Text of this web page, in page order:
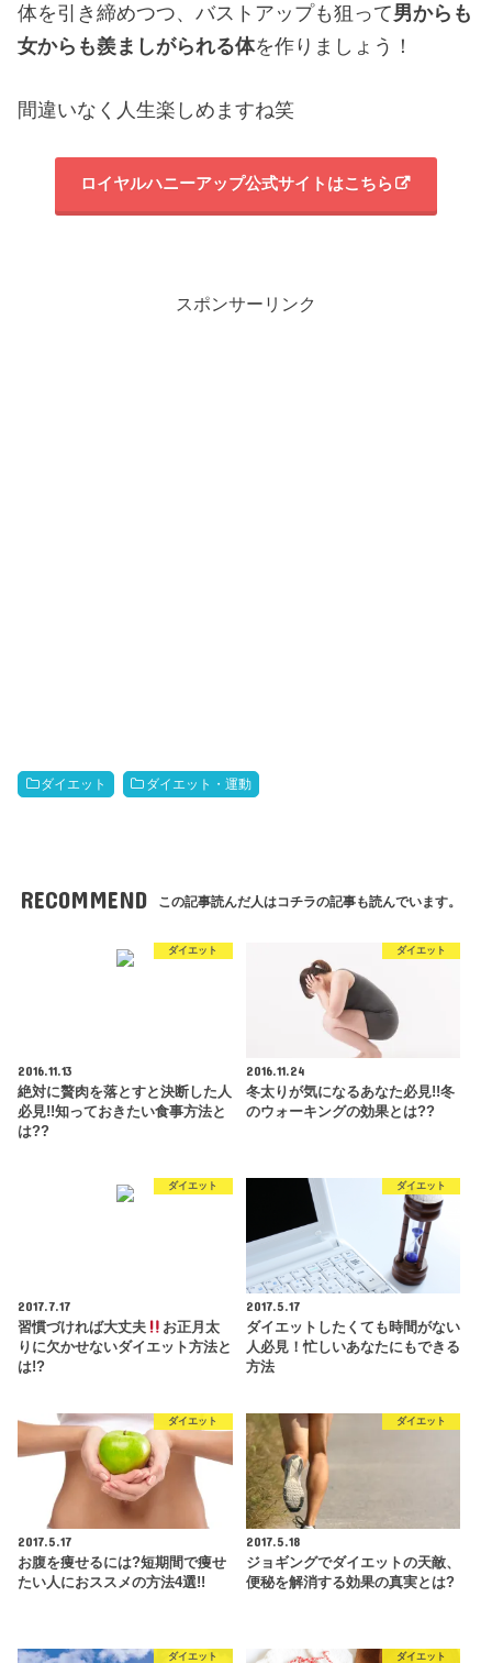
体を引き締めつつ、バストアップも狙って男からも
女からも羨ましがられる体を作りましょう！
間違いなく人生楽しめますね笑
ロイヤルハニーアップ公式サイトはこちら
スポンサーリンク
ダイエット ダイエット・運動
RECOMMEND この記事読んだ人はコチラの記事も読んでいます。
ダイエット
2016.11.13
絶対に贅肉を落とすと決断した人
必見!!知っておきたい食事方法と
は??
ダイエット
2016.11.24
冬太りが気になるあなた必見!!冬
のウォーキングの効果とは??
ダイエット
2017.7.17
習慣づければ大丈夫
お正月太
りに欠かせないダイエット方法と
は!?
ダイエット
2017.5.17
ダイエットしたくても時間がない
人必見！忙しいあなたにもできる
方法
ダイエット
2017.5.17
お腹を痩せるには?短期間で痩せ
たい人におススメの方法4選!!
ダイエット
2017.5.18
ジョギングでダイエットの天敵、
便秘を解消する効果の真実とは?
ダイエット ダイエット